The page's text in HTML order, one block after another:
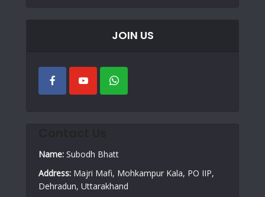
JOIN US
Name: Subodh Bhatt
Address: Majri Mafi, Mohkampur Kala, PO IIP,
Dehradun, Uttarakhand